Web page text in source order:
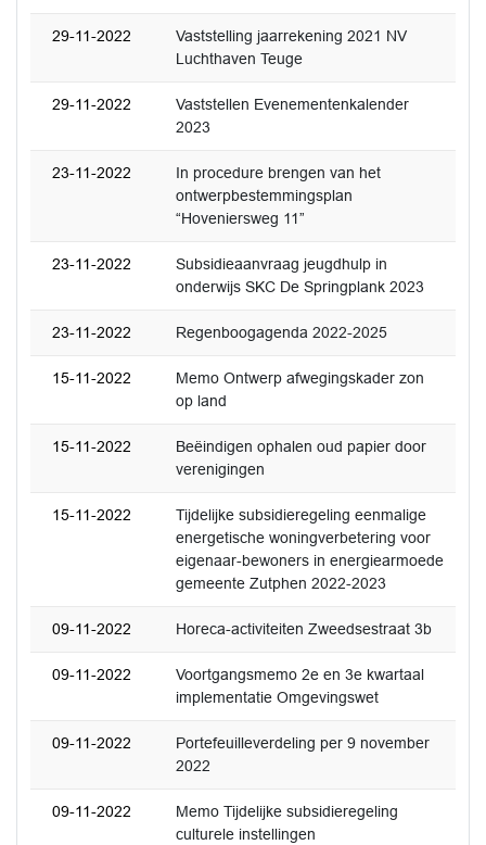
29-11-2022
Vaststelling jaarrekening 2021 NV
Luchthaven Teuge
29-11-2022
Vaststellen Evenementenkalender
2023
23-11-2022
In procedure brengen van het
ontwerpbestemmingsplan
“Hoveniersweg 11”
23-11-2022
Subsidieaanvraag jeugdhulp in
onderwijs SKC De Springplank 2023
23-11-2022 Regenboogagenda 2022-2025
15-11-2022
Memo Ontwerp afwegingskader zon
op land
15-11-2022
Beëindigen ophalen oud papier door
verenigingen
15-11-2022
Tijdelijke subsidieregeling eenmalige
energetische woningverbetering voor
eigenaar-bewoners in energiearmoede
gemeente Zutphen 2022-2023
09-11-2022 Horeca-activiteiten Zweedsestraat 3b
09-11-2022
Voortgangsmemo 2e en 3e kwartaal
implementatie Omgevingswet
09-11-2022
Portefeuilleverdeling per 9 november
2022
09-11-2022
Memo Tijdelijke subsidieregeling
culturele instellingen